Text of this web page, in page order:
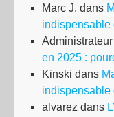
Marc J. dans
indispensable
Administrateur
en 2025 :
Kinski dans
indispensable
alvarez dans